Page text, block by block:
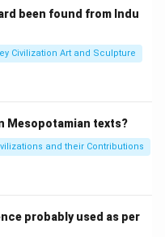
been found from Indu
Civilization Art and Sculpture
Mesopotamian texts?
and their Contributions
probably used as per